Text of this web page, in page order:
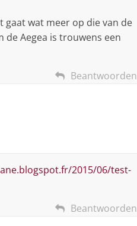
wat meer op die van de
de Aegea is trouwens een
Beantwoorden
2015/06/test-
Beantwoorden